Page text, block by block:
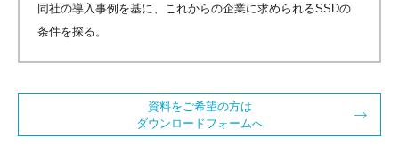
同社の導入事例を基に、これからの企業に求められるSSDの
条件を探る。
資料をご希望の方は
ダウンロードフォームへ